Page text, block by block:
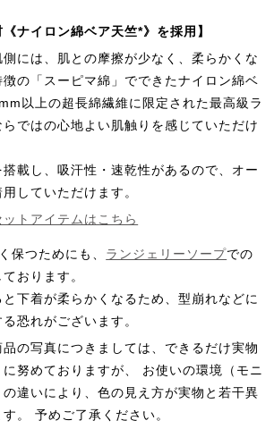
《ナイロン綿ベア天竺*》を採用】
には、肌との摩擦が少なく、柔らかくな
の「スーピマ綿」でできたナイロン綿ベ
以上の超長綿繊維に限定された最高級ラ
ではの心地よい肌触りを感じていただけ
載し、吸汗性・速乾性があるので、オー
していただけます。
トアイテムはこちら
保つためにも、 ランジェリーソープでの
おります。
下着が柔らかくなるため、型崩れなどに
恐れがございます。
の写真につきましては、できるだけ実物
努めておりますが、 お使いの環境（モニ
違いにより、色の見え方が実物と若干異
。
予めご了承ください。